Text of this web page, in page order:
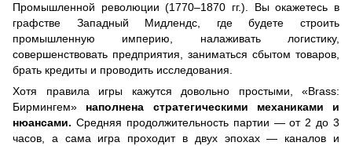
Промышленной революции (1770–1870 гг.). Вы окажетесь в
графстве Западный Мидлендс, где будете строить
промышленную империю, налаживать логистику,
совершенствовать предприятия, заниматься сбытом товаров,
брать кредиты и проводить исследования.
Хотя правила игры кажутся довольно простыми, «Brass:
Бирмингем» наполнена стратегическими механиками и
нюансами. Средняя продолжительность партии — от 2 до 3
часов, а сама игра проходит в двух эпохах — каналов и